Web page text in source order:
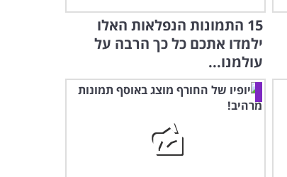
15 התמונות הנפלאות האלו
ילמדו אתכם כל כך הרבה על
עולמנו...